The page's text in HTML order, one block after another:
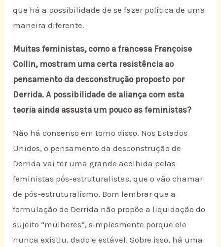
que há a possibilidade de se fazer política de uma
maneira diferente.
Muitas feministas, como a francesa Françoise
Collin, mostram uma certa resistência ao
pensamento da desconstrução proposto por
Derrida. A possibilidade de aliança com esta
teoria ainda assusta um pouco as feministas?
Não há consenso em torno disso. Nos Estados
Unidos, o pensamento da desconstrução de
Derrida vai ter uma grande acolhida pelas
feministas pós-estruturalistas, que o vão chamar
de pós-estruturalismo. Bom lembrar que a
formulação de Derrida não propõe a liquidação do
sujeito “mulheres”, simplesmente porque ele
nunca existiu, dado e estável. Sobre isso, há uma